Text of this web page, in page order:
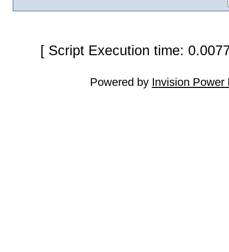
[ Script Execution time:
Powered by Invision Power